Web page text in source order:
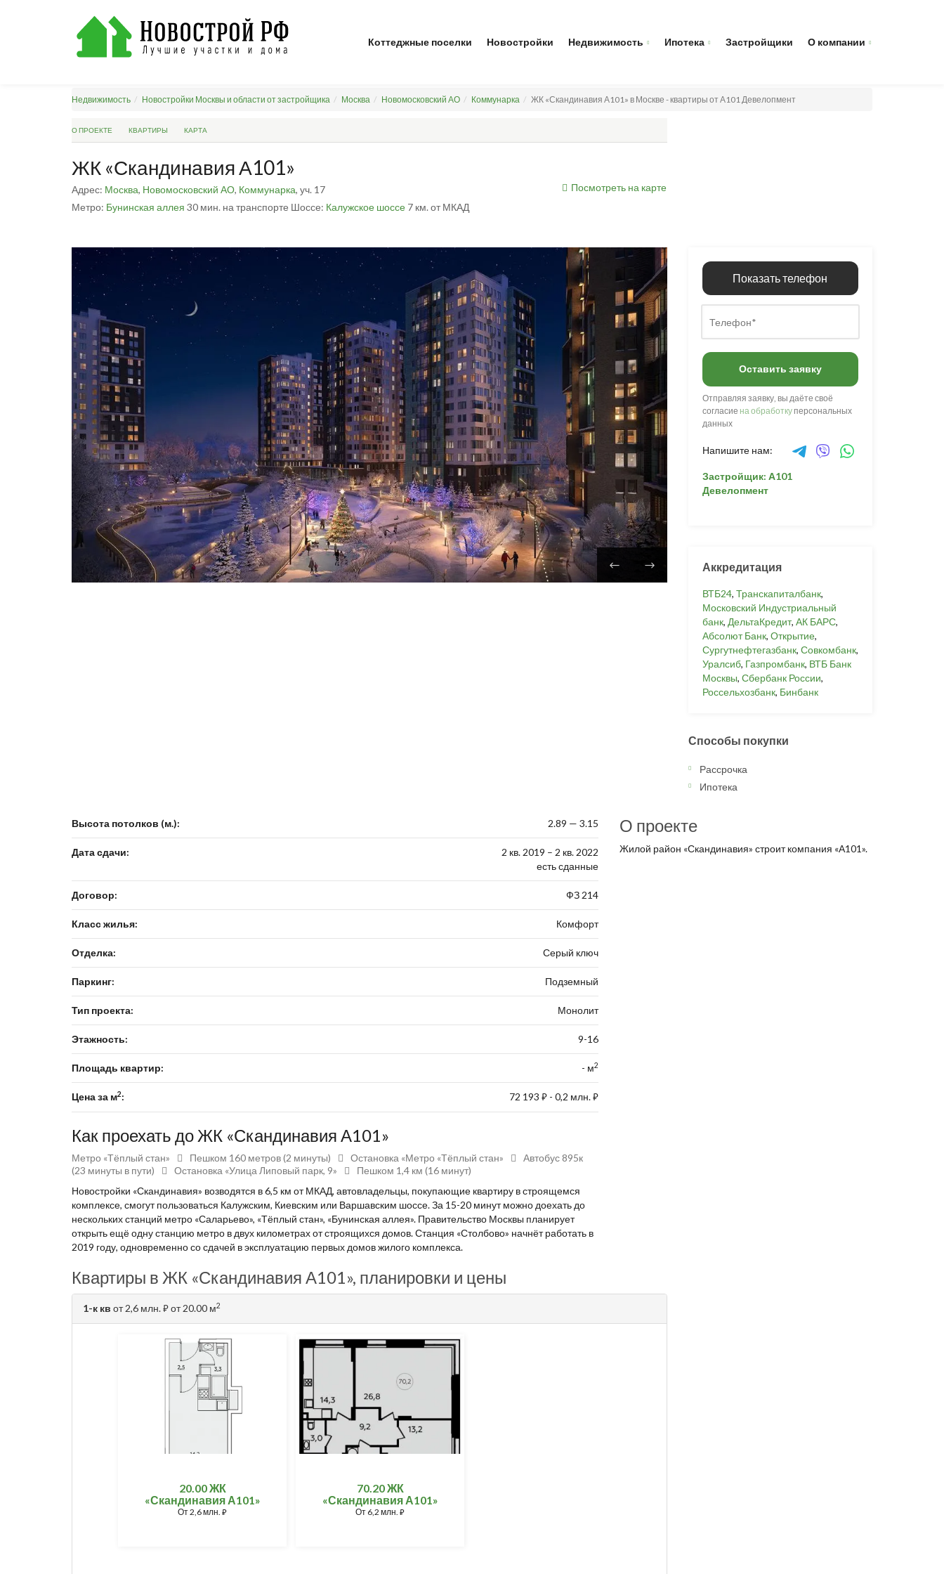
Коттеджные поселки Новостройки Недвижимость Ипотека Застройщики О компании
Недвижимость Новостройки Москвы и области от застройщика Москва Новомосковский АО Коммунарка ЖК «Скандинавия А101» в Москве - квартиры от А101 Девелопмент
О ПРОЕКТЕ КВАРТИРЫ КАРТА
ЖК «Скандинавия А101»
Адрес: Москва, Новомосковский АО, Коммунарка, уч. 17
Метро: Бунинская аллея 30 мин. на транспорте Шоссе: Калужское шоссе 7 км. от МКАД
Посмотреть на карте
Показать телефон
Оставить заявку
Отправляя заявку, вы даёте своё
согласие на обработкуперсональных
данных
Напишите нам:
Застройщик: А101
Девелопмент
Аккредитация
ВТБ24, Транскапиталбанк,
Московский Индустриальный
банк, ДельтаКредит, АК БАРС,
Абсолют Банк, Открытие,
Сургутнефтегазбанк, Совкомбанк,
Уралсиб, Газпромбанк, ВТБ Банк
Москвы, Сбербанк России,
Россельхозбанк, Бинбанк
Способы покупки
Рассрочка
Ипотека
Высота потолков (м.): 2.89 — 3.15
Дата сдачи:
2 кв. 2019 – 2 кв. 2022
есть сданные
Договор: ФЗ 214
Класс жилья: Комфорт
Отделка: Серый ключ
Паркинг: Подземный
Тип проекта: Монолит
Этажность: 9-16
Площадь квартир: - м2
Цена за м2: 72 193 ⃏ - 0,2 млн.⃏
Как проехать до ЖК «Скандинавия А101»
Метро «Тёплый стан» Пешком 160 метров (2 минуты) Остановка «Метро «Тёплый стан»
Автобус 895к
(23 минуты в пути)
Остановка «Улица Липовый парк, 9»
Пешком 1,4 км (16 минут)
Новостройки «Скандинавия» возводятся в 6,5 км от МКАД, автовладельцы, покупающие квартиру в строящемся
комплексе, смогут пользоваться Калужским, Киевским или Варшавским шоссе. За 15-20 минут можно доехать до
нескольких станций метро «Саларьево», «Тёплый стан», «Бунинская аллея». Правительство Москвы планирует
открыть ещё одну станцию метро в двух километрах от строящихся домов. Станция «Столбово» начнёт работать в
2019 году, одновременно со сдачей в эксплуатацию первых домов жилого комплекса.
О проекте
Жилой район «Скандинавия» строит компания «А101».
Квартиры в ЖК «Скандинавия А101», планировки и цены
1-к кв от 2,6 млн.⃏от 20.00 м2
20.00 ЖК
«Скандинавия А101»
От2,6 млн. ⃏
70.20 ЖК
«Скандинавия А101»
От 6,2 млн. ⃏